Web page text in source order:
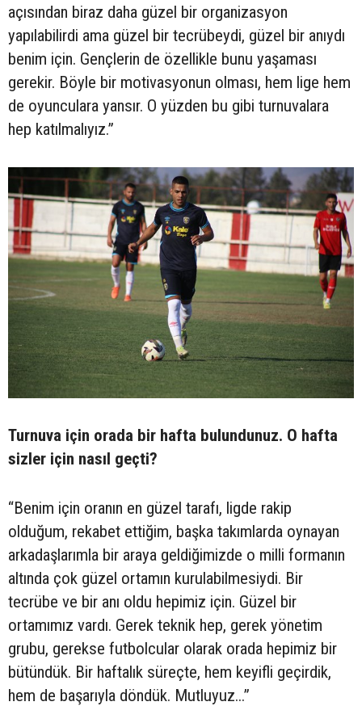
açısından biraz daha güzel bir organizasyon
yapılabilirdi ama güzel bir tecrübeydi, güzel bir anıydı
benim için. Gençlerin de özellikle bunu yaşaması
gerekir. Böyle bir motivasyonun olması, hem lige hem
de oyunculara yansır. O yüzden bu gibi turnuvalara
hep katılmalıyız.”
Turnuva için orada bir hafta bulundunuz. O hafta
sizler için nasıl geçti?
“Benim için oranın en güzel tarafı, ligde rakip
olduğum, rekabet ettiğim, başka takımlarda oynayan
arkadaşlarımla bir araya geldiğimizde o milli formanın
altında çok güzel ortamın kurulabilmesiydi. Bir
tecrübe ve bir anı oldu hepimiz için. Güzel bir
ortamımız vardı. Gerek teknik hep, gerek yönetim
grubu, gerekse futbolcular olarak orada hepimiz bir
bütündük. Bir haftalık süreçte, hem keyifli geçirdik,
hem de başarıyla döndük. Mutluyuz...”